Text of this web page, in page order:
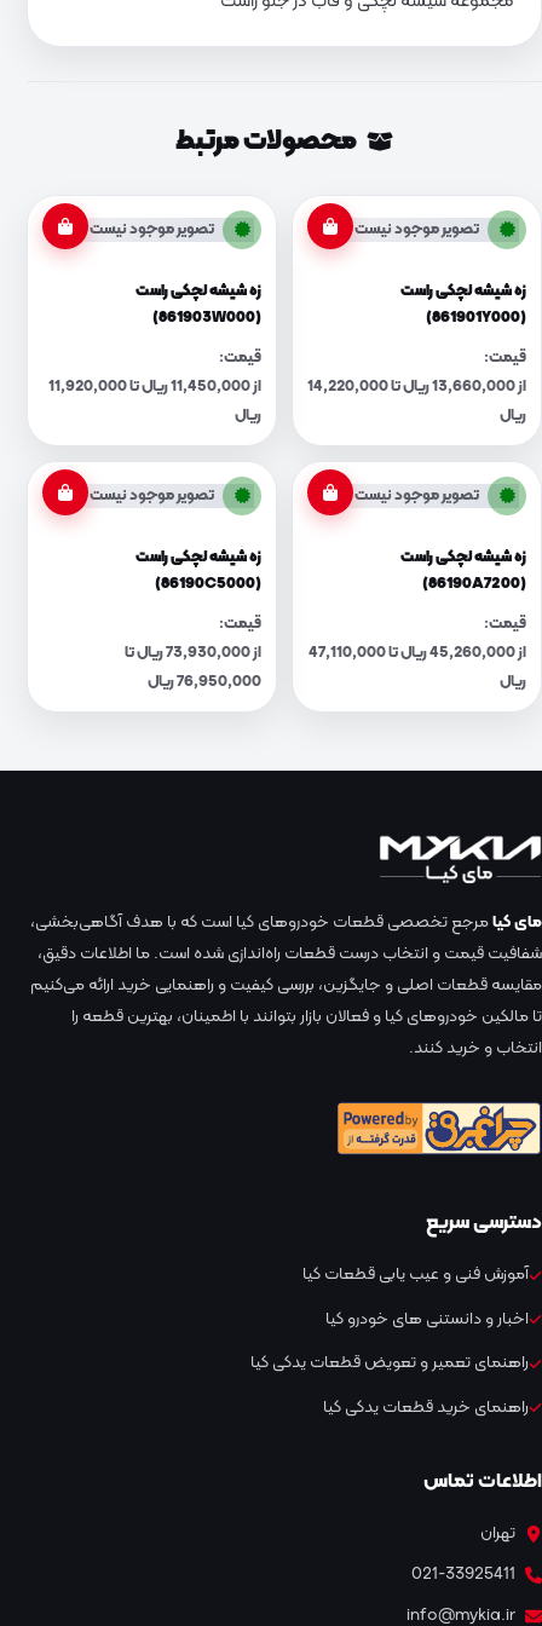
محصولات مرتبط
تصویر موجود نیست
زه شیشه لچکی راست
(861901Y000)
قیمت:
از 13,660,000 ریال تا 14,220,000
ریال
تصویر موجود نیست
زه شیشه لچکی راست
(861903W000)
قیمت:
از 11,450,000 ریال تا 11,920,000
ریال
تصویر موجود نیست
زه شیشه لچکی راست
(86190A7200)
قیمت:
از 45,260,000 ریال تا 47,110,000
ریال
تصویر موجود نیست
زه شیشه لچکی راست
(86190C5000)
قیمت:
از 73,930,000 ریال تا
76,950,000 ریال
مای کیامرجع تخصصی قطعات خودروهای کیا است که با هدف آگاهی‌بخشی،
شفافیت قیمت و انتخاب درست قطعات راه‌اندازی شده است. ما اطلاعات دقیق،
مقایسه قطعات اصلی و جایگزین، بررسی کیفیت و راهنمایی خرید ارائه می‌کنیم
تا مالکین خودروهای کیا و فعالان بازار بتوانند با اطمینان، بهترین قطعه را
انتخاب و خرید کنند.
دسترسی سریع
آموزش فنی و عیب یابی قطعات کیا
اخبار و دانستنی های خودرو کیا
راهنمای تعمیر و تعویض قطعات یدکی کیا
راهنمای خرید قطعات یدکی کیا
اطلاعات تماس
تهران
021-33925411
info@mykia.ir